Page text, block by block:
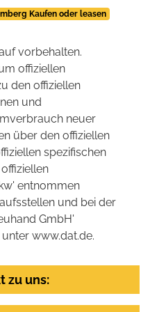
Kaufen oder leasen
vorbehalten.
offiziellen
den offiziellen
und
neuer
über den offiziellen
spezifischen
entnommen
und bei der
GmbH'
www.dat.de.
zu uns: